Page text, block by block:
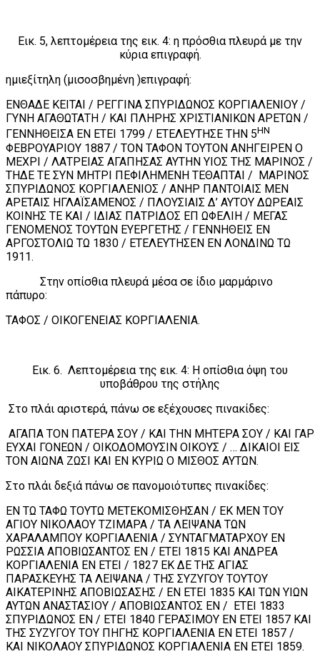
Εικ. 5, λεπτομέρεια της εικ. 4: η πρόσθια πλευρά με την
κύρια επιγραφή.
ημιεξίτηλη (μισοσβημένη )επιγραφή:
ΕΝΘΑΔΕ ΚΕΙΤΑΙ / ΡΕΓΓΙΝΑ ΣΠΥΡΙΔΩΝΟΣ ΚΟΡΓΙΑΛΕΝΙΟΥ /
ΓΥΝΗ ΑΓΑΘΩΤΑΤΗ / ΚΑΙ ΠΛΗΡΗΣ ΧΡΙΣΤΙΑΝΙΚΩΝ ΑΡΕΤΩΝ /
ΓΕΝΝΗΘΕΙΣΑ ΕΝ ΕΤΕΙ 1799 / ΕΤΕΛΕΥΤΗΣΕ ΤΗΝ 5ΗΝ
ΦΕΒΡΟΥΑΡΙΟΥ 1887 / ΤΟΝ ΤΑΦΟΝ ΤΟΥΤΟΝ ΑΝΗΓΕΙΡΕΝ Ο
ΜΕΧΡΙ / ΛΑΤΡΕΙΑΣ ΑΓΑΠΗΣΑΣ ΑΥΤΗΝ ΥΙΟΣ ΤΗΣ ΜΑΡΙΝΟΣ /
ΤΗΔΕ ΤΕ ΣΥΝ ΜΗΤΡΙ ΠΕΦΙΛΗΜΕΝΗ ΤΕΘΑΠΤΑΙ / ΜΑΡΙΝΟΣ
ΣΠΥΡΙΔΩΝΟΣ ΚΟΡΓΙΑΛΕΝΙΟΣ / ΑΝΗΡ ΠΑΝΤΟΙΑΙΣ ΜΕΝ
ΑΡΕΤΑΙΣ ΗΓΛΑΪΣΑΜΕΝΟΣ / ΠΛΟΥΣΙΑΙΣ Δ’ ΑΥΤΟΥ ΔΩΡΕΑΙΣ
ΚΟΙΝΗΣ ΤΕ ΚΑΙ / ΙΔΙΑΣ ΠΑΤΡΙΔΟΣ ΕΠ ΩΦΕΛΙΗ / ΜΕΓΑΣ
ΓΕΝΟΜΕΝΟΣ ΤΟΥΤΩΝ ΕΥΕΡΓΕΤΗΣ / ΓΕΝΝΗΘΕΙΣ ΕΝ
ΑΡΓΟΣΤΟΛΙΩ ΤΩ 1830 / ΕΤΕΛΕΥΤΗΣΕΝ ΕΝ ΛΟΝΔΙΝΩ ΤΩ
1911.
Στην οπίσθια πλευρά μέσα σε ίδιο μαρμάρινο
πάπυρο:
ΤΑΦΟΣ / ΟΙΚΟΓΕΝΕΙΑΣ ΚΟΡΓΙΑΛΕΝΙΑ.
Εικ. 6. Λεπτομέρεια της εικ. 4: Η οπίσθια όψη του
υποβάθρου της στήλης
Στο πλάι αριστερά, πάνω σε εξέχουσες πινακίδες:
ΑΓΑΠΑ ΤΟΝ ΠΑΤΕΡΑ ΣΟΥ / ΚΑΙ ΤΗΝ ΜΗΤΕΡΑ ΣΟΥ / ΚΑΙ ΓΑΡ
ΕΥΧΑΙ ΓΟΝΕΩΝ / ΟΙΚΟΔΟΜΟΥΣΙΝ ΟΙΚΟΥΣ / … ΔΙΚΑΙΟΙ ΕΙΣ
ΤΟΝ ΑΙΩΝΑ ΖΩΣΙ ΚΑΙ ΕΝ ΚΥΡΙΩ Ο ΜΙΣΘΟΣ ΑΥΤΩΝ.
Στο πλάι δεξιά πάνω σε πανομοιότυπες πινακίδες:
ΕΝ ΤΩ ΤΑΦΩ ΤΟΥΤΩ ΜΕΤΕΚΟΜΙΣΘΗΣΑΝ / ΕΚ ΜΕΝ ΤΟΥ
ΑΓΙΟΥ ΝΙΚΟΛΑΟΥ ΤΖΙΜΑΡΑ / ΤΑ ΛΕΙΨΑΝΑ ΤΩΝ
ΧΑΡΑΛΑΜΠΟΥ ΚΟΡΓΙΑΛΕΝΙΑ / ΣΥΝΤΑΓΜΑΤΑΡΧΟΥ ΕΝ
ΡΩΣΣΙΑ ΑΠΟΒΙΩΣΑΝΤΟΣ ΕΝ / ΕΤΕΙ 1815 ΚΑΙ ΑΝΔΡΕΑ
ΚΟΡΓΙΑΛΕΝΙΑ ΕΝ ΕΤΕΙ / 1827 ΕΚ ΔΕ ΤΗΣ ΑΓΙΑΣ
ΠΑΡΑΣΚΕΥΗΣ ΤΑ ΛΕΙΨΑΝΑ / ΤΗΣ ΣΥΖΥΓΟΥ ΤΟΥΤΟΥ
ΑΙΚΑΤΕΡΙΝΗΣ ΑΠΟΒΙΩΣΑΣΗΣ / ΕΝ ΕΤΕΙ 1835 ΚΑΙ ΤΩΝ ΥΙΩΝ
ΑΥΤΩΝ ΑΝΑΣΤΑΣΙΟΥ / ΑΠΟΒΙΩΣΑΝΤΟΣ ΕΝ / ΕΤΕΙ 1833
ΣΠΥΡΙΔΩΝΟΣ ΕΝ / ΕΤΕΙ 1840 ΓΕΡΑΣΙΜΟΥ ΕΝ ΕΤΕΙ 1857 ΚΑΙ
ΤΗΣ ΣΥΖΥΓΟΥ ΤΟΥ ΠΗΓΗΣ ΚΟΡΓΙΑΛΕΝΙΑ ΕΝ ΕΤΕΙ 1857 /
ΚΑΙ ΝΙΚΟΛΑΟΥ ΣΠΥΡΙΔΩΝΟΣ ΚΟΡΓΙΑΛΕΝΙΑ ΕΝ ΕΤΕΙ 1859.